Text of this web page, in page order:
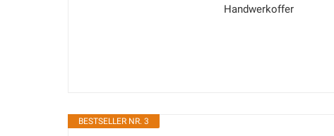
Handwerkoffer
BESTSELLER NR. 3